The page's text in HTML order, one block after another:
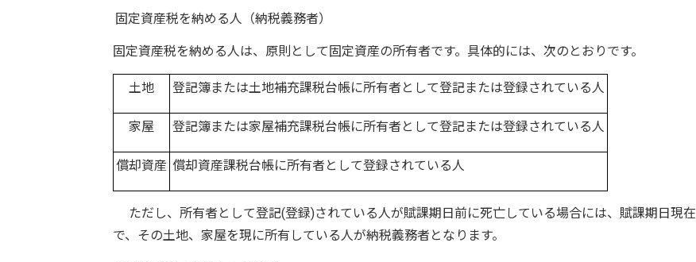
固定資産税を納める人（納税義務者）
固定資産税を納める人は、原則として固定資産の所有者です。具体的には、次のとおりです。
土地 登記簿または土地補充課税台帳に所有者として登記または登録されている人
家屋 登記簿または家屋補充課税台帳に所有者として登記または登録されている人
償却資産 償却資産課税台帳に所有者として登録されている人
ただし、所有者として登記(登録)されている人が賦課期日前に死亡している場合には、賦課期日現在
で、その土地、家屋を現に所有している人が納税義務者となります。